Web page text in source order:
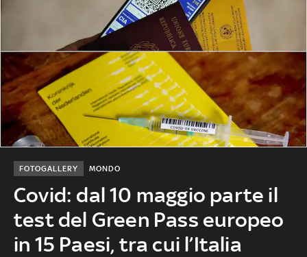
Covid: dal 10 maggio parte il
test del Green Pass europeo
in 15 Paesi, tra cui l’Italia
MONDO
FOTOGALLERY